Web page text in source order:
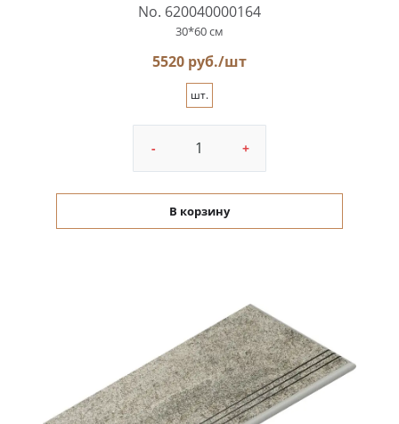
No. 620040000164
30*60 см
5520 руб./шт
шт.
- +
В корзину